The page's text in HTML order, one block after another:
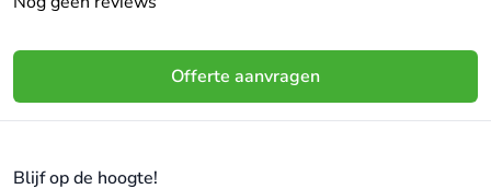
tot wel 90% kleiner!
Om er zeker van te zijn dat uw woning afdoende is
Offerte aanvragen
Blijf op de hoogte!